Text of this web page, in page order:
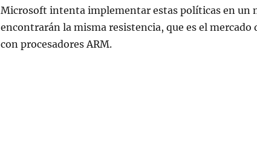
Microsoft intenta implementar estas políticas en un
encontrarán la misma resistencia, que es el mercado
con procesadores ARM.